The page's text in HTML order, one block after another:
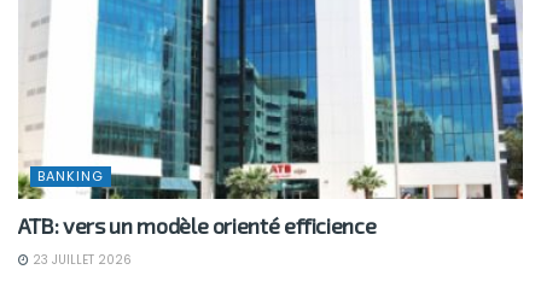
BANKING
ATB: vers un modèle orienté efficience
23 JUILLET 2026